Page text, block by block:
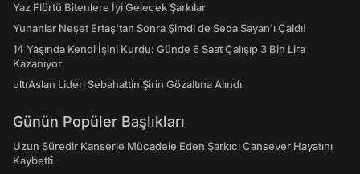
Yaz Flörtü Bitenlere İyi Gelecek Şarkılar
Yunanlar Neşet Ertaş'tan Sonra Şimdi de Seda Sayan'ı Çaldı!
14 Yaşında Kendi İşini Kurdu: Günde 6 Saat Çalışıp 3 Bin Lira
Kazanıyor
ultrAslan Lideri Sebahattin Şirin Gözaltına Alındı
Günün Popüler Başlıkları
Uzun Süredir Kanserle Mücadele Eden Şarkıcı Cansever Hayatını
Kaybetti